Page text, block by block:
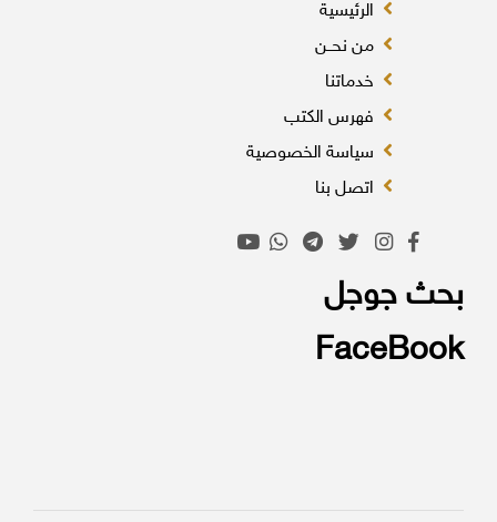
الرئيسية
من نحــن
خدماتنا
فهرس الكتب
سياسة الخصوصية
اتصل بنا
بحث جوجل
FaceBook